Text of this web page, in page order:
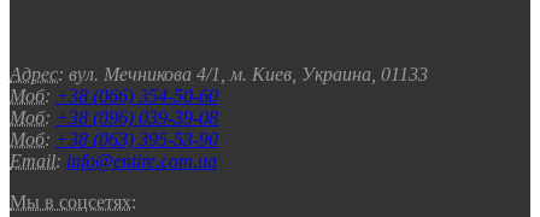
Адрес: вул. Мечникова 4/1, м. Киев, Украина, 01133
Моб: +38 (066) 354-50-60
Моб: +38 (096) 039-39-08
Моб: +38 (063) 395-53-90
Email: info@entire.com.ua
Мы в соцсетях: